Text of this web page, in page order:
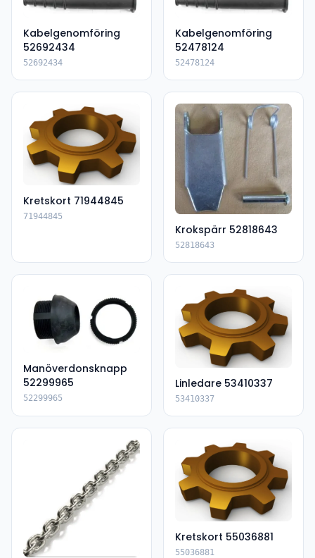
Kabelgenomföring
52692434
52692434
Kabelgenomföring
52478124
52478124
Kretskort 71944845
71944845
Krokspärr 52818643
52818643
Manöverdonsknapp
52299965
52299965
Linledare 53410337
53410337
Kretskort 55036881
55036881